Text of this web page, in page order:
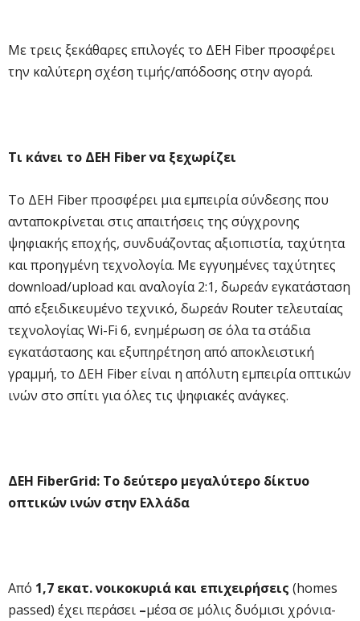
Με τρεις ξεκάθαρες επιλογές το ΔΕΗ Fiber προσφέρει
την καλύτερη σχέση τιμής/απόδοσης στην αγορά.
Τι κάνει το ΔΕΗ Fiber να ξεχωρίζει
Το ΔΕΗ Fiber προσφέρει μια εμπειρία σύνδεσης που
ανταποκρίνεται στις απαιτήσεις της σύγχρονης
ψηφιακής εποχής, συνδυάζοντας αξιοπιστία, ταχύτητα
και προηγμένη τεχνολογία. Με εγγυημένες ταχύτητες
download/upload και αναλογία 2:1, δωρεάν εγκατάσταση
από εξειδικευμένο τεχνικό, δωρεάν Router τελευταίας
τεχνολογίας Wi-Fi 6, ενημέρωση σε όλα τα στάδια
εγκατάστασης και εξυπηρέτηση από αποκλειστική
γραμμή, το ΔΕΗ Fiber είναι η απόλυτη εμπειρία οπτικών
ινών στο σπίτι για όλες τις ψηφιακές ανάγκες.
ΔΕΗ FiberGrid: Το δεύτερο μεγαλύτερο δίκτυο
οπτικών ινών στην Ελλάδα
Από 1,7 εκατ. νοικοκυριά και επιχειρήσεις (homes
passed) έχει περάσει –μέσα σε μόλις δυόμισι χρόνια-